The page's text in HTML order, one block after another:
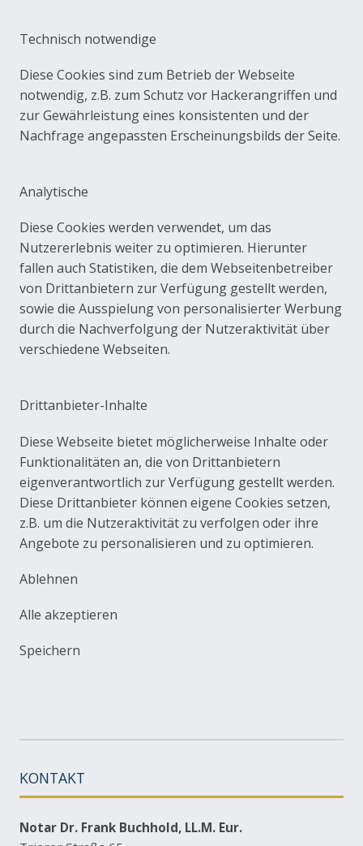
Technisch notwendige
Diese Cookies sind zum Betrieb der Webseite
notwendig, z.B. zum Schutz vor Hackerangriffen und
zur Gewährleistung eines konsistenten und der
Nachfrage angepassten Erscheinungsbilds der Seite.
Analytische
Diese Cookies werden verwendet, um das
Nutzererlebnis weiter zu optimieren. Hierunter
fallen auch Statistiken, die dem Webseitenbetreiber
von Drittanbietern zur Verfügung gestellt werden,
sowie die Ausspielung von personalisierter Werbung
durch die Nachverfolgung der Nutzeraktivität über
verschiedene Webseiten.
Drittanbieter-Inhalte
Diese Webseite bietet möglicherweise Inhalte oder
Funktionalitäten an, die von Drittanbietern
eigenverantwortlich zur Verfügung gestellt werden.
Diese Drittanbieter können eigene Cookies setzen,
z.B. um die Nutzeraktivität zu verfolgen oder ihre
Angebote zu personalisieren und zu optimieren.
Ablehnen
Alle akzeptieren
Speichern
KONTAKT
Notar Dr. Frank Buchhold, LL.M. Eur.